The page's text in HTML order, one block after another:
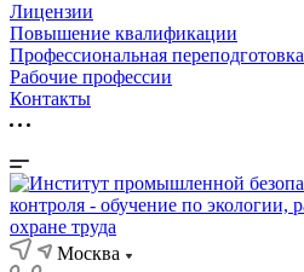
Лицензии
Повышение квалификации
Профессиональная переподготовка
Рабочие профессии
Контакты
Москва